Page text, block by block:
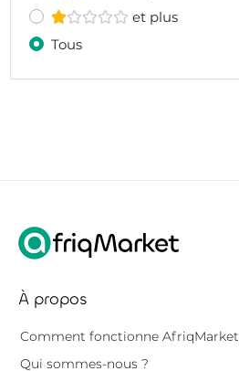
et plus
Tous
À propos
Comment fonctionne AfriqMarket
Qui sommes-nous ?